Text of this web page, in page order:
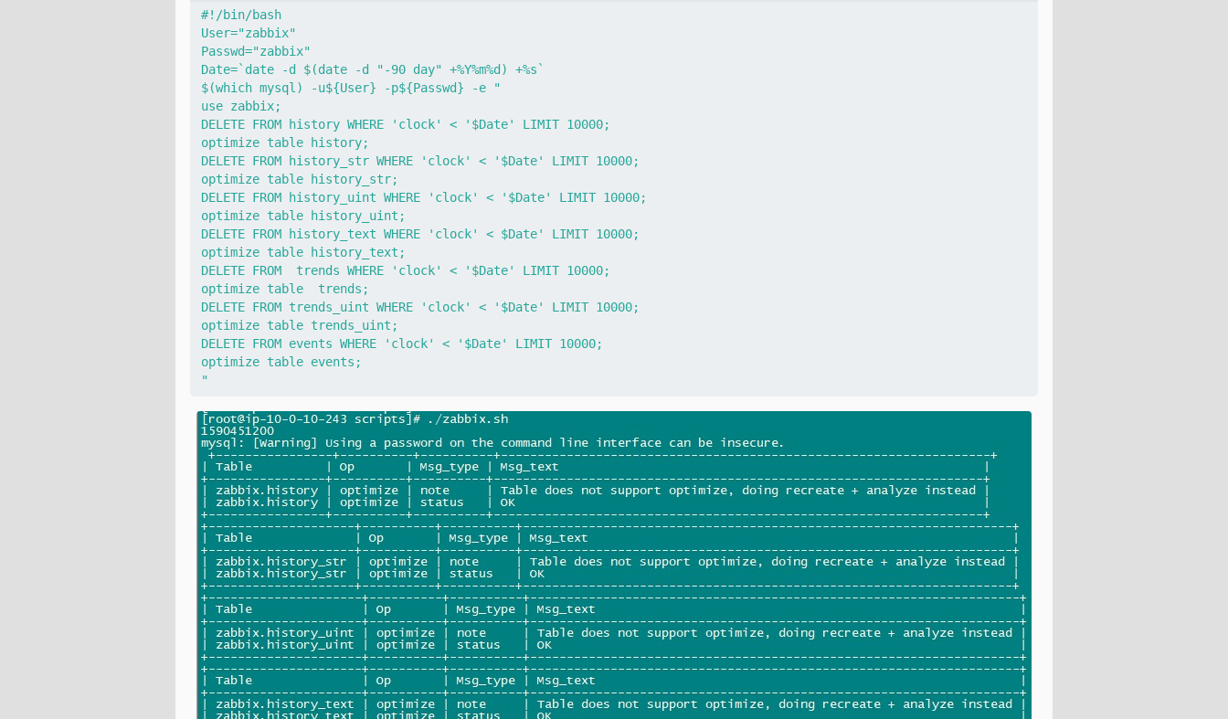
#!/bin/bash
User="zabbix"
Passwd="zabbix"
Date=`date -d $(date -d "-90 day" +%Y%m%d) +%s`
$(which mysql) -u${User} -p${Passwd} -e "
use zabbix;
DELETE FROM history WHERE 'clock' < '$Date' LIMIT 10000;
optimize table history;
DELETE FROM history_str WHERE 'clock' < '$Date' LIMIT 10000;
optimize table history_str;
DELETE FROM history_uint WHERE 'clock' < '$Date' LIMIT 10000;
optimize table history_uint;
DELETE FROM history_text WHERE 'clock' < $Date' LIMIT 10000;
optimize table history_text;
DELETE FROM  trends WHERE 'clock' < '$Date' LIMIT 10000;
optimize table  trends;
DELETE FROM trends_uint WHERE 'clock' < '$Date' LIMIT 10000;
optimize table trends_uint;
DELETE FROM events WHERE 'clock' < '$Date' LIMIT 10000;
optimize table events;